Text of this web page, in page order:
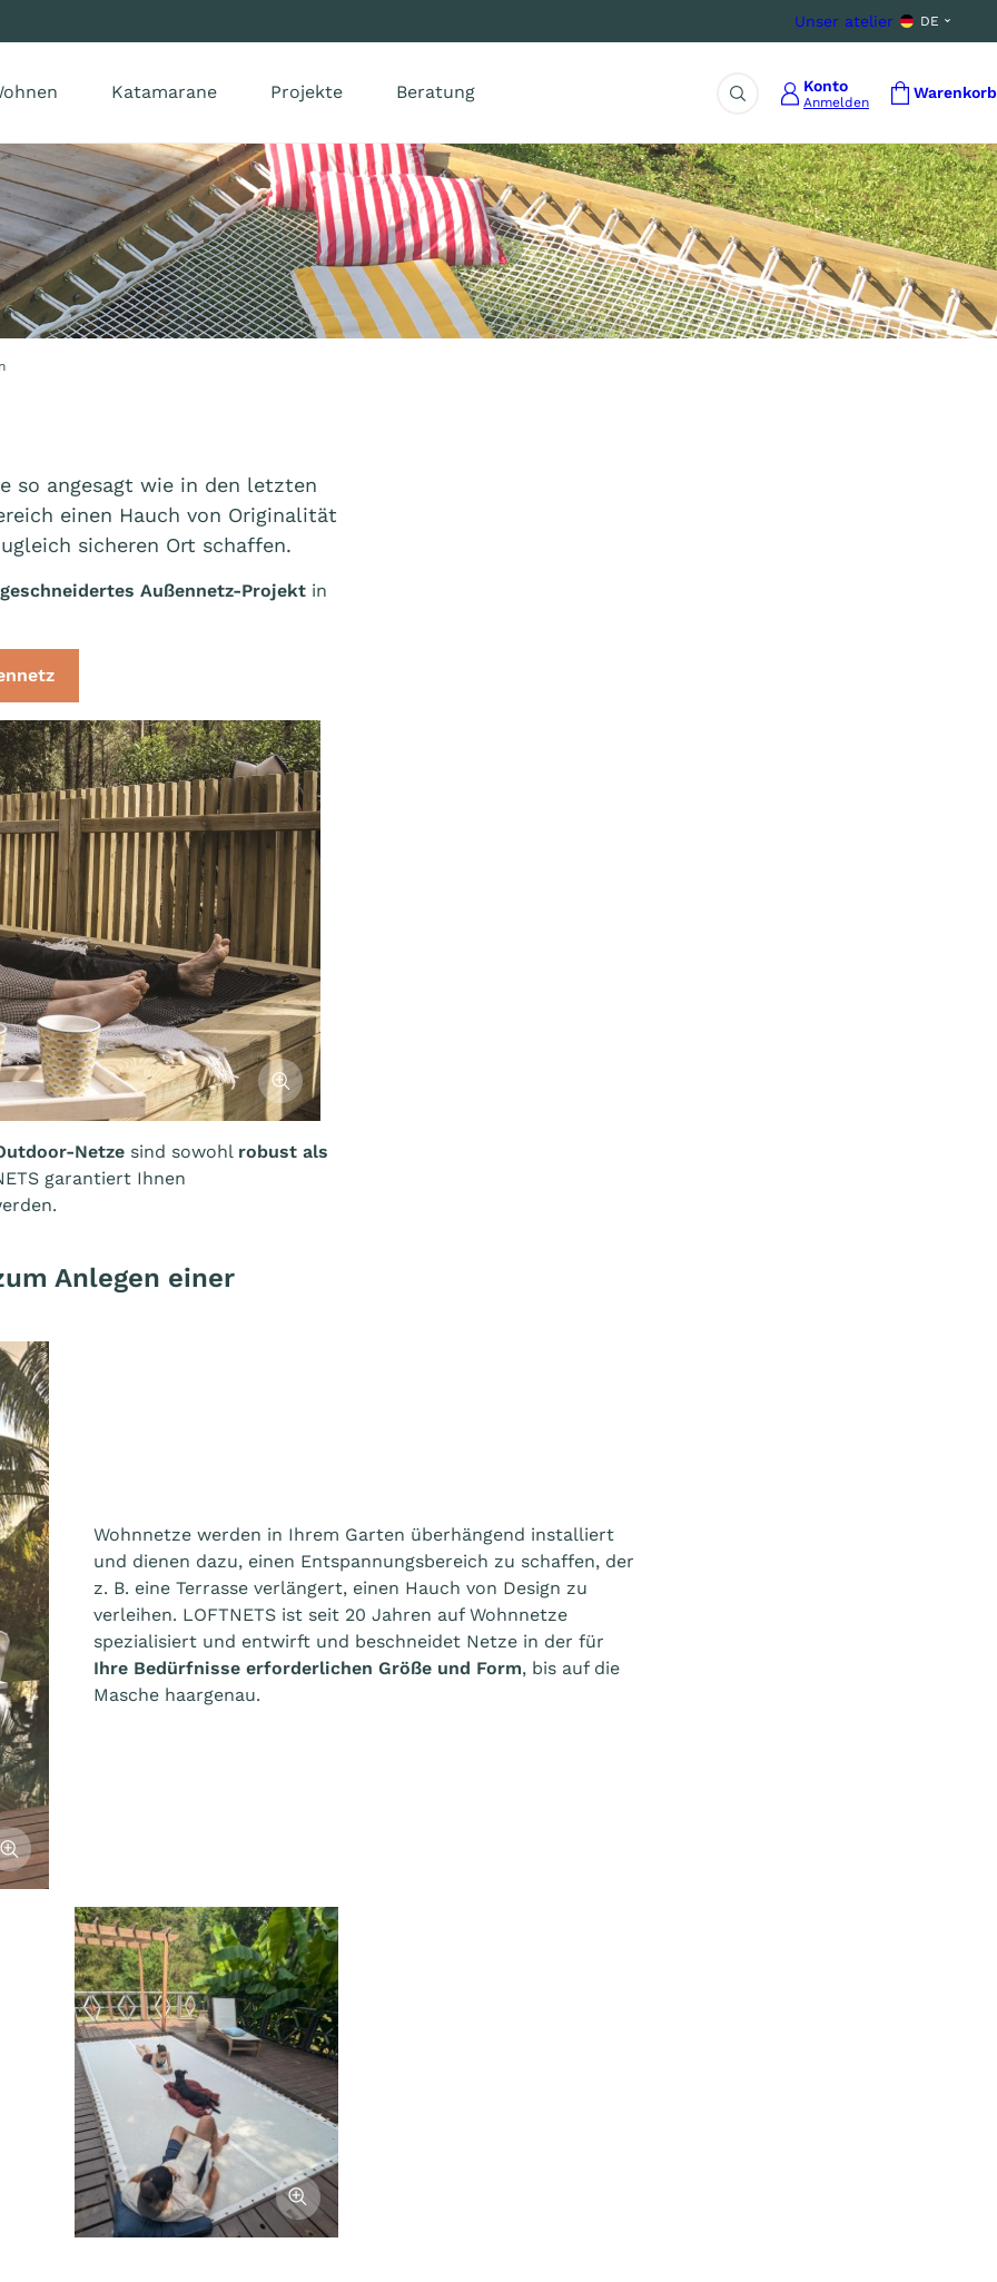
Unser atelier DE
Katamarane Projekte Beratung
Suche
Konto
Anmelden
Warenkorb
so angesagt wie in den letzten
einen Hauch von Originalität
sicheren Ort schaffen.
Außennetz-Projekt in
Afficher l'image
Netze sind sowohl robust als
garantiert Ihnen
Anlegen einer
l'image
Wohnnetze werden in Ihrem Garten überhängend installiert
und dienen dazu, einen Entspannungsbereich zu schaffen, der
z. B. eine Terrasse verlängert, einen Hauch von Design zu
verleihen. LOFTNETS ist seit 20 Jahren auf Wohnnetze
spezialisiert und entwirft und beschneidet Netze in der für
Ihre Bedürfnisse erforderlichen Größe und Form, bis auf die
Masche haargenau.
Afficher l'image